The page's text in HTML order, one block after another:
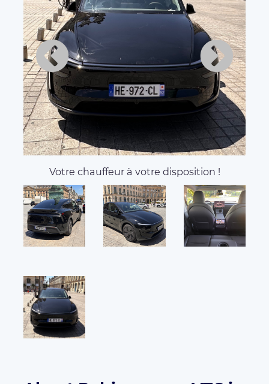
Votre chauffeur à votre disposition !